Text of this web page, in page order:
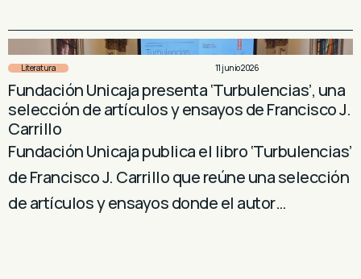
Literatura 11 junio 2026
Fundación Unicaja presenta ‘Turbulencias’, una
selección de artículos y ensayos de Francisco J.
Carrillo
Fundación Unicaja publica el libro ‘Turbulencias’
de Francisco J. Carrillo que reúne una selección
de artículos y ensayos donde el autor…